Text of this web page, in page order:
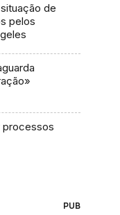
de
pelos
processos
PUB